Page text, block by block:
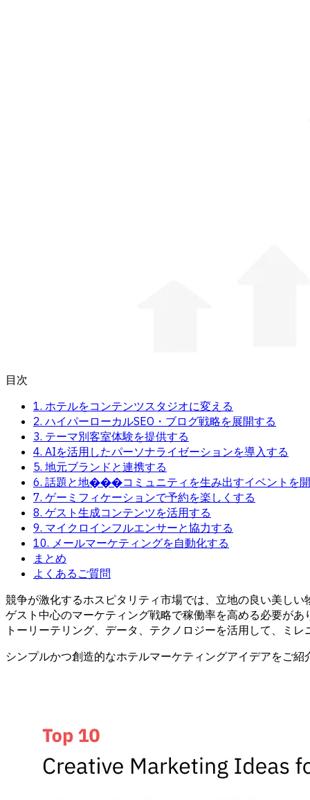
目次
1. ホテルをコンテンツスタジオに変える
2. ハイパーローカルSEO・ブログ戦略を展開する
3. テーマ別客室体験を提供する
4. AIを活用したパーソナライゼーションを導入する
5. 地元ブランドと連携する
6. 話題と地���コミュニティを生み出すイベントを
7. ゲーミフィケーションで予約を楽しくする
8. ゲスト生成コンテンツを活用する
9. マイクロインフルエンサーと協力する
10. メールマーケティングを自動化する
まとめ
よくあるご質問
競争が激化するホスピタリティ市場では、立地の良い美し
ゲスト中心のマーケティング戦略で稼働率を高める必要が
トーリーテリング、データ、テクノロジーを活用して、ミ
シンプルかつ創造的なホテルマーケティングアイデアをご紹